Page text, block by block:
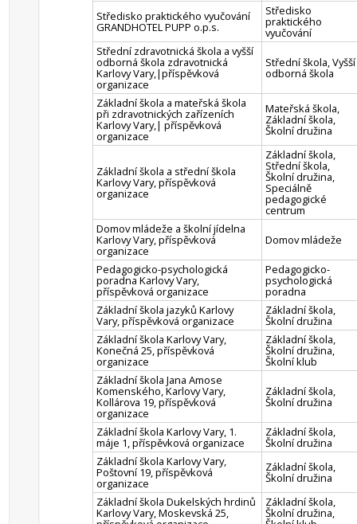
Středisko praktického vyučování
GRANDHOTEL PUPP o.p.s.
Středisko
praktického
vyučování
Střední zdravotnická škola a vyšší
odborná škola zdravotnická
Karlovy Vary,|příspěvková
organizace
Střední škola, Vyšší
odborná škola
Základní škola a mateřská škola
při zdravotnických zařízeních
Karlovy Vary,| příspěvková
organizace
Mateřská škola,
Základní škola,
Školní družina
Základní škola a střední škola
Karlovy Vary, příspěvková
organizace
Základní škola,
Střední škola,
Školní družina,
Speciálně
pedagogické
centrum
Domov mládeže a školní jídelna
Karlovy Vary, příspěvková
organizace
Domov mládeže
Pedagogicko-psychologická
poradna Karlovy Vary,
příspěvková organizace
Pedagogicko-
psychologická
poradna
Základní škola jazyků Karlovy
Vary, příspěvková organizace
Základní škola,
Školní družina
Základní škola Karlovy Vary,
Konečná 25, příspěvková
organizace
Základní škola,
Školní družina,
Školní klub
Základní škola Jana Amose
Komenského, Karlovy Vary,
Kollárova 19, příspěvková
organizace
Základní škola,
Školní družina
Základní škola Karlovy Vary, 1.
máje 1, příspěvková organizace
Základní škola,
Školní družina
Základní škola Karlovy Vary,
Poštovní 19, příspěvková
organizace
Základní škola,
Školní družina
Základní škola Dukelských hrdinů
Karlovy Vary, Moskevská 25,
Základní škola,
Školní družina,